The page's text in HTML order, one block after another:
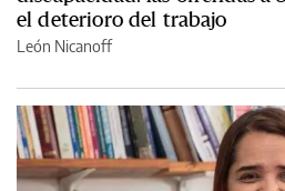
el deterioro del trabajo
León Nicanoff